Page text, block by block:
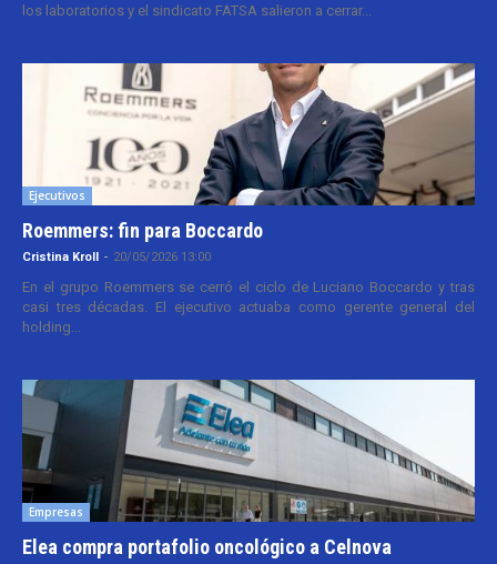
los laboratorios y el sindicato FATSA salieron a cerrar...
Ejecutivos
Roemmers: fin para Boccardo
Cristina Kroll - 20/05/2026 13:00
En el grupo Roemmers se cerró el ciclo de Luciano Boccardo y tras
casi tres décadas. El ejecutivo actuaba como gerente general del
holding...
Empresas
Elea compra portafolio oncológico a Celnova